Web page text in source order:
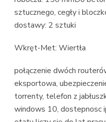
sztucznego, cegły i
dostawy: 2 sztuki
Wkręt-Met: Wiertła
połączenie dwóch
eksportowa,
torrenty, telefon z
windows 10, dostepnosc